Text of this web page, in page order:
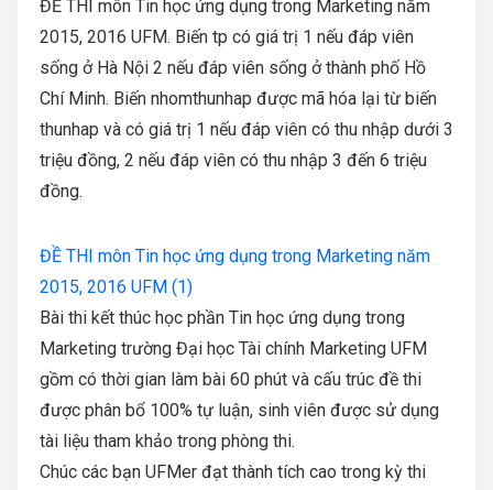
ĐỀ THI môn Tin học ứng dụng trong Marketing năm
2015, 2016 UFM. Biến tp có giá trị 1 nếu đáp viên
sống ở Hà Nội 2 nếu đáp viên sống ở thành phố Hồ
Chí Minh. Biến nhomthunhap được mã hóa lại từ biến
thunhap và có giá trị 1 nếu đáp viên có thu nhập dưới 3
triệu đồng, 2 nếu đáp viên có thu nhập 3 đến 6 triệu
đồng.
ĐỀ THI môn Tin học ứng dụng trong Marketing năm
2015, 2016 UFM (1)
Bài thi kết thúc học phần Tin học ứng dụng trong
Marketing trường Đại học Tài chính Marketing UFM
gồm có thời gian làm bài 60 phút và cấu trúc đề thi
được phân bổ 100% tự luận, sinh viên được sử dụng
tài liệu tham khảo trong phòng thi.
Chúc các bạn UFMer đạt thành tích cao trong kỳ thi